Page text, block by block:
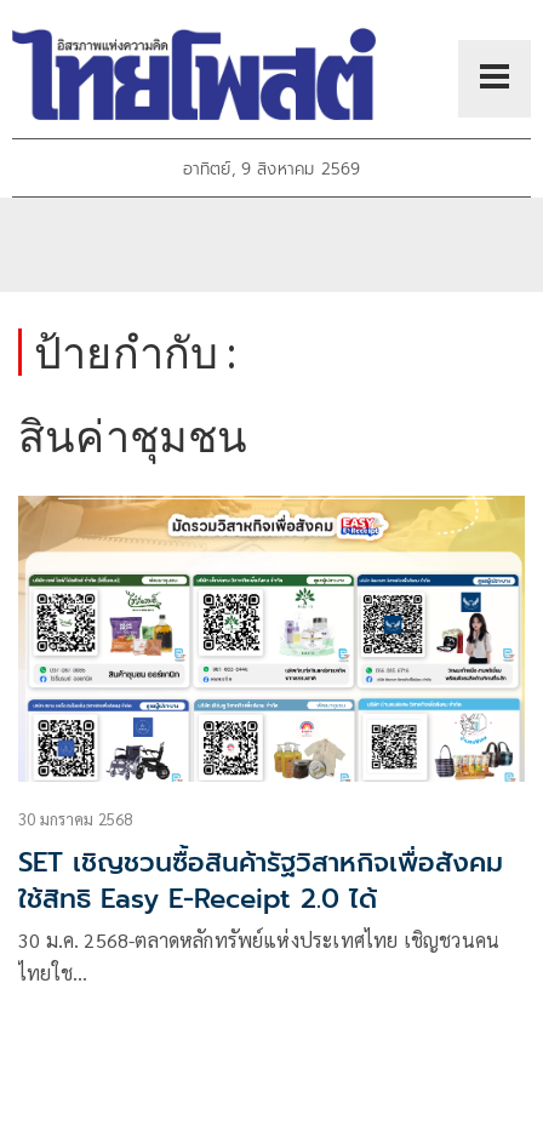
อาทิตย์, 9 สิงหาคม 2569
ป้ายกำกับ :
สินค่าชุมชน
30 มกราคม 2568
SET เชิญชวนซื้อสินค้ารัฐวิสาหกิจเพื่อสังคม
ใช้สิทธิ Easy E-Receipt 2.0 ได้
30 ม.ค. 2568-ตลาดหลักทรัพย์แห่งประเทศไทย เชิญชวนคน
ไทยใช…